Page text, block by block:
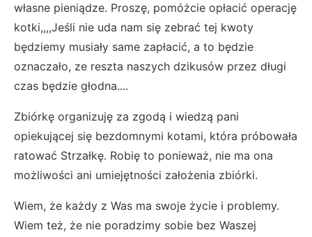
własne pieniądze. Proszę, pomóżcie opłacić operację
kotki,,,,Jeśli nie uda nam się zebrać tej kwoty
będziemy musiały same zapłacić, a to będzie
oznaczało, ze reszta naszych dzikusów przez długi
czas będzie głodna....
Zbiórkę organizuję za zgodą i wiedzą pani
opiekującej się bezdomnymi kotami, która próbowała
ratować Strzałkę. Robię to ponieważ, nie ma ona
możliwości ani umiejętności założenia zbiórki.
Wiem, że każdy z Was ma swoje życie i problemy.
Wiem też, że nie poradzimy sobie bez Waszej